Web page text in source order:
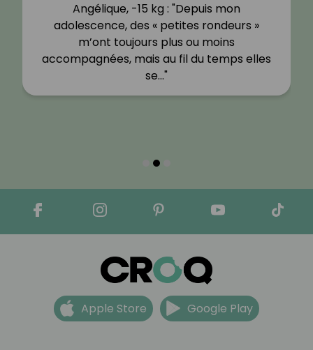
Angélique, -15 kg : "Depuis mon
adolescence, des « petites rondeurs »
m’ont toujours plus ou moins
accompagnées, mais au fil du temps elles
se…"
Apple Store Google Play